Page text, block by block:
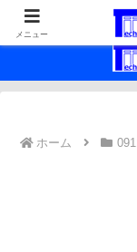
最
ホーム
メニュー